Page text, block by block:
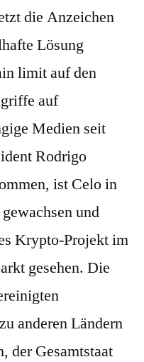
die Anzeichen
Lösung
limit auf den
auf
Medien seit
Rodrigo
ist Celo in
und
Krypto-Projekt im
gesehen. Die
anderen Ländern
der Gesamtstaat